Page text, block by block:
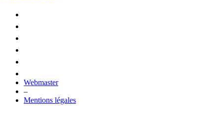
Webmaster
–
Mentions légales